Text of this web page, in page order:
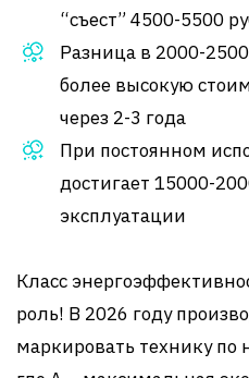
“съест” 4500-5500
Разница в 2000-
более высокую
через 2-3 года
При постоянном
достигает 15000-
эксплуатации
Класс
роль! В 2026 году
маркировать технику по